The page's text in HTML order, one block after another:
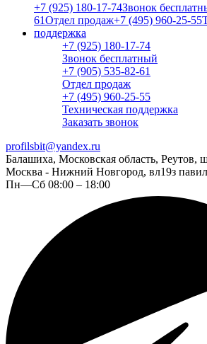
+7 (925) 180-17-74Звонок
61Отдел продаж+7 (495) 960-25-55
поддержка
+7 (925) 180-17-74
Звонок бесплатный
+7 (905) 535-82-61
Отдел продаж
+7 (495) 960-25-55
Техническая поддержка
Заказать звонок
profilsbit@yandex.ru
Балашиха, Московская область, Реутов,
Москва - Нижний Новгород, вл19з
Пн—Сб 08:00 – 18:00